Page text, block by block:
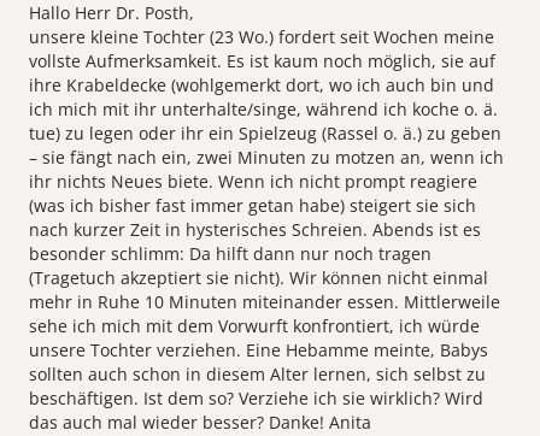
Hallo Herr Dr. Posth,
unsere kleine Tochter (23 Wo.) fordert seit Wochen meine
vollste Aufmerksamkeit. Es ist kaum noch möglich, sie auf
ihre Krabeldecke (wohlgemerkt dort, wo ich auch bin und
ich mich mit ihr unterhalte/singe, während ich koche o. ä.
tue) zu legen oder ihr ein Spielzeug (Rassel o. ä.) zu geben
– sie fängt nach ein, zwei Minuten zu motzen an, wenn ich
ihr nichts Neues biete. Wenn ich nicht prompt reagiere
(was ich bisher fast immer getan habe) steigert sie sich
nach kurzer Zeit in hysterisches Schreien. Abends ist es
besonder schlimm: Da hilft dann nur noch tragen
(Tragetuch akzeptiert sie nicht). Wir können nicht einmal
mehr in Ruhe 10 Minuten miteinander essen. Mittlerweile
sehe ich mich mit dem Vorwurft konfrontiert, ich würde
unsere Tochter verziehen. Eine Hebamme meinte, Babys
sollten auch schon in diesem Alter lernen, sich selbst zu
beschäftigen. Ist dem so? Verziehe ich sie wirklich? Wird
das auch mal wieder besser? Danke! Anita